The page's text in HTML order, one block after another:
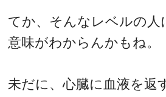
てか、そんなレベルの人
意味がわからんかもね。
未だに、心臓に血液を返